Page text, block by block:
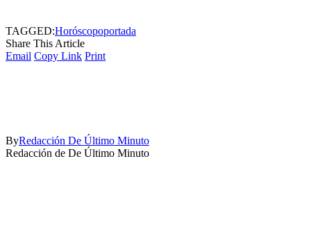
TAGGED:Horóscopoportada
Share This Article
Email Copy Link Print
ByRedacción De Último Minuto
Redacción de De Último Minuto